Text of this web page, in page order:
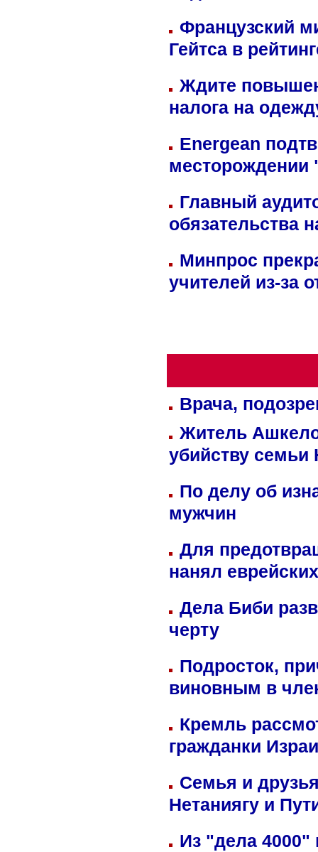
Французский
Гейтса в
Ждите
налога на
Energean
Главный
обязательства
Минпрос
учителей из-за
Врача,
Житель
убийству семьи
По делу об
мужчин
Для
нанял
Дела Биби
черту
Подросток,
виновным в
Кремль
гражданки
Семья и
Нетаниягу и
Из "дела 4000"